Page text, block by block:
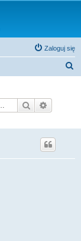
Zaloguj się
Szukaj